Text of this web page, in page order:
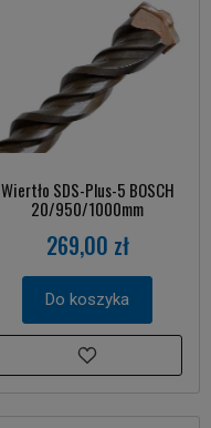
Wiertło SDS-Plus-5 BOSCH
20/950/1000mm
269,00 zł
Do koszyka